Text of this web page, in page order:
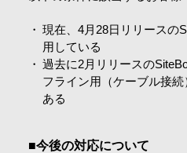
現在、4月28日リリースの
用している
過去に2月リリースの
フライン用（ケーブル接
ある
■今後の対応について